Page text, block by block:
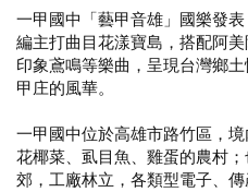
一甲國中「藝甲音雄」國樂發
編主打曲目花漾寶島，搭配阿美
印象鳶鳴等樂曲，呈現台灣鄉
甲庄的風華。
一甲國中位於高雄市路竹區，境
花椰菜、虱目魚、雞蛋的農村
郊，工廠林立，各類型電子、